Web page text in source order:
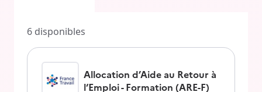
6 disponibles
Allocation d’Aide au Retour à
l‘Emploi - Formation (ARE-F)